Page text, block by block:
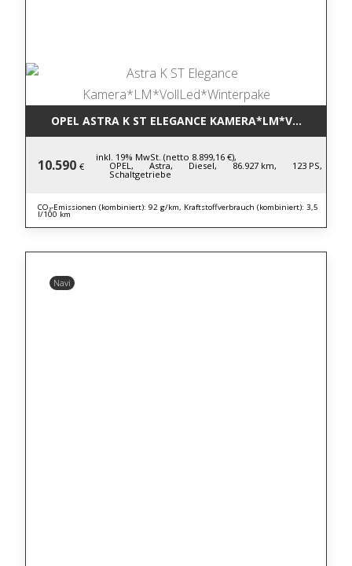
OPEL ASTRA K ST ELEGANCE
10.590 €
inkl. 19% MwSt. (netto 8.899,16 €),
OPEL, Astra, Diesel, 86.927 km, 123 PS,
Schaltgetriebe
CO₂-Emissionen (kombiniert): 92 g/km, Kraftstoffverbrauch (kombiniert): 3,5
l/100 km
Navi